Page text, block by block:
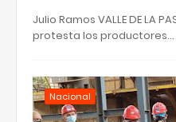
Julio Ramos VALLE DE LA
protesta los productores…
Nacional